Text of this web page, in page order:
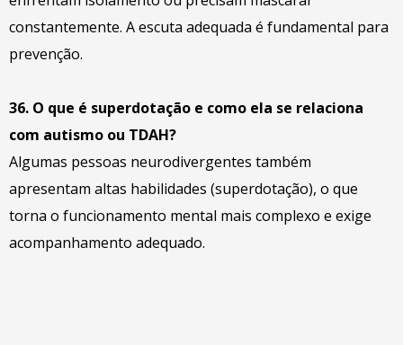
constantemente. A escuta adequada é fundamental para
prevenção.
36. O que é superdotação e como ela se relaciona
com autismo ou TDAH?
Algumas pessoas neurodivergentes também
apresentam altas habilidades (superdotação), o que
torna o funcionamento mental mais complexo e exige
acompanhamento adequado.